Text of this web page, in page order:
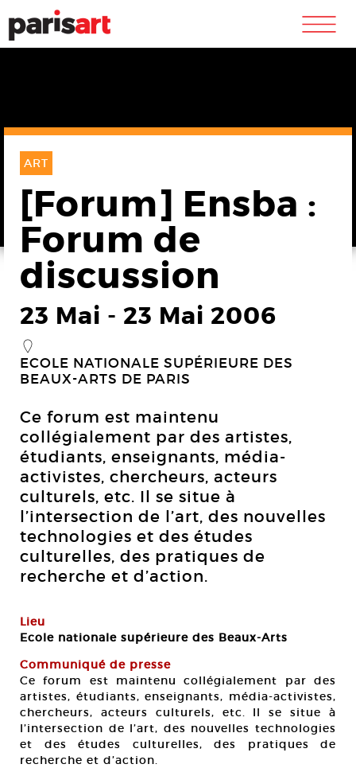
m
ART
[Forum] Ensba :
Forum de
discussion
23 Mai - 23 Mai 2006
_
ECOLE NATIONALE SUPÉRIEURE DES
BEAUX-ARTS DE PARIS
Ce forum est maintenu
collégialement par des artistes,
étudiants, enseignants, média-
activistes, chercheurs, acteurs
culturels, etc. Il se situe à
l’intersection de l’art, des nouvelles
technologies et des études
culturelles, des pratiques de
recherche et d’action.
Lieu
Ecole nationale supérieure des Beaux-Arts
Communiqué de presse
Ce forum est maintenu collégialement par des
artistes, étudiants, enseignants, média-activistes,
chercheurs, acteurs culturels, etc. Il se situe à
l’intersection de l’art, des nouvelles technologies
et des études culturelles, des pratiques de
recherche et d’action.